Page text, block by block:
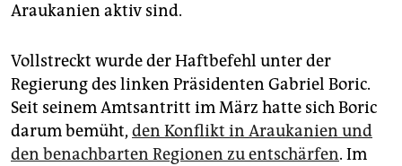
Araukanien aktiv sind.
Vollstreckt wurde der Haftbefehl unter der
Regierung des linken Präsidenten Gabriel Boric.
Seit seinem Amtsantritt im März hatte sich Boric
darum bemüht, den Konflikt in Araukanien und
den benachbarten Regionen zu entschärfen. Im